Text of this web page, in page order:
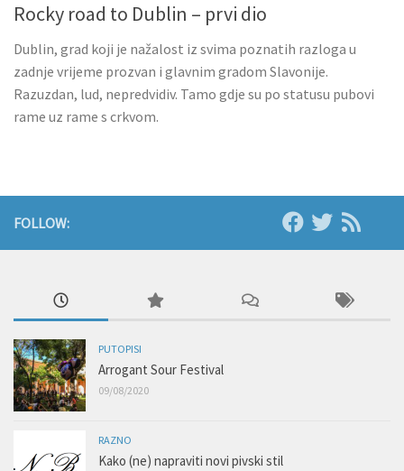
Rocky road to Dublin – prvi dio
Dublin, grad koji je nažalost iz svima poznatih razloga u
zadnje vrijeme prozvan i glavnim gradom Slavonije.
Razuzdan, lud, nepredvidiv. Tamo gdje su po statusu pubovi
rame uz rame s crkvom.
FOLLOW:
PUTOPISI
Arrogant Sour Festival
09/08/2020
RAZNO
Kako (ne) napraviti novi pivski stil